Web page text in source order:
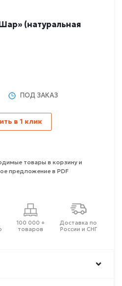
(натуральная
ПОД ЗАКАЗ
в 1 клик
товары в корзину и
предложение в PDF
100 000 +
товаров
Доставка по
России и СНГ